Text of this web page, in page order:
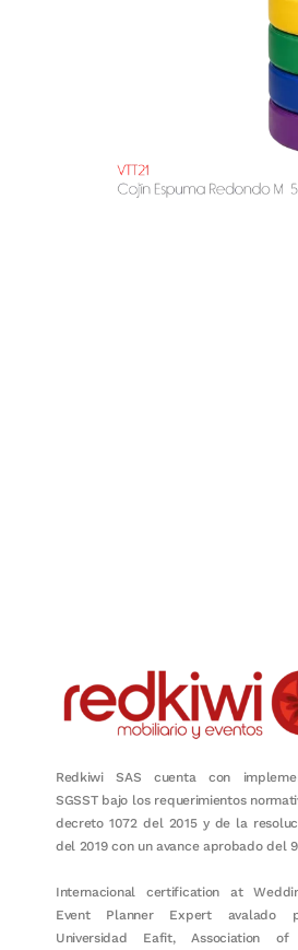
Redkiwi SAS cuenta con
SGSST bajo los requerimientos
decreto 1072 del 2015 y de la
del 2019 con un avance aprobado del
Internacional certification at
Event Planner Expert avalado
Universidad Eafit, Association of